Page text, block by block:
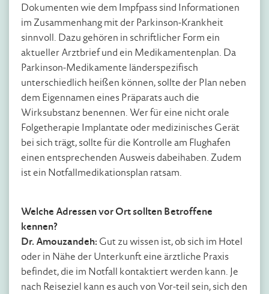
Dokumenten wie dem Impfpass sind Informationen
im Zusammenhang mit der Parkinson-Krankheit
sinnvoll. Dazu gehören in schriftlicher Form ein
aktueller Arztbrief und ein Medikamentenplan. Da
Parkinson-Medikamente länderspezifisch
unterschiedlich heißen können, sollte der Plan neben
dem Eigennamen eines Präparats auch die
Wirksubstanz benennen. Wer für eine nicht orale
Folgetherapie Implantate oder medizinisches Gerät
bei sich trägt, sollte für die Kontrolle am Flughafen
einen entsprechenden Ausweis dabeihaben. Zudem
ist ein Notfallmedikationsplan ratsam.
Welche Adressen vor Ort sollten Betroffene
kennen?
Dr. Amouzandeh: Gut zu wissen ist, ob sich im Hotel
oder in Nähe der Unterkunft eine ärztliche Praxis
befindet, die im Notfall kontaktiert werden kann. Je
nach Reiseziel kann es auch von Vor-teil sein, sich den